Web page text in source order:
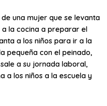
una mujer que se levanta
la cocina a preparar el
a los niños para ir a la
pequeña con el peinado,
a su jornada laboral,
a los niños a la escuela y